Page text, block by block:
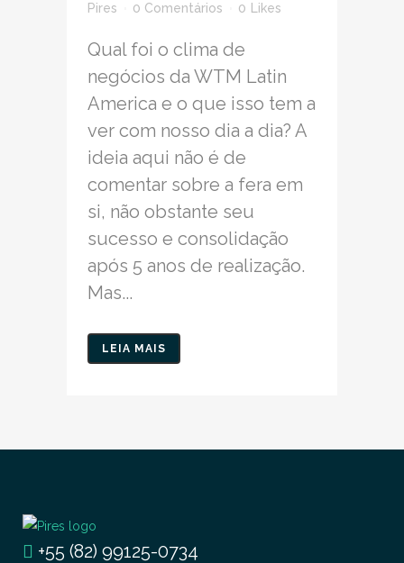
Pires
0 Comentários 0 Likes
Qual foi o clima de
negócios da WTM Latin
America e o que isso tem a
ver com nosso dia a dia? A
ideia aqui não é de
comentar sobre a fera em
si, não obstante seu
sucesso e consolidação
após 5 anos de realização.
Mas...
LEIA MAIS
+55 (82) 99125-0734